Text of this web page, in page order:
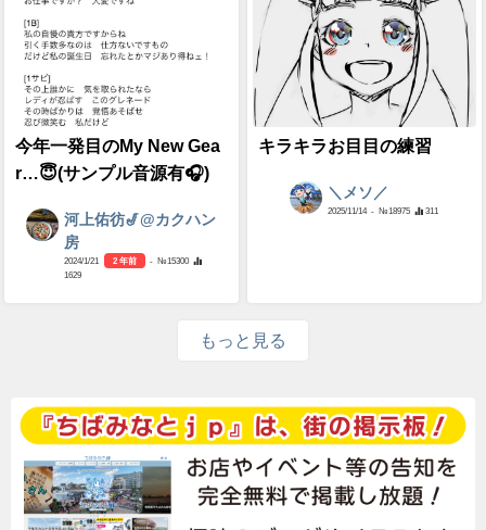
今年一発目のMy New Gea
r…😇(サンプル音源有🎧)
河上佑彷🎷@カクハン
房
2024/1/21 2 年前
- №15300
1629
キラキラお目目の練習
＼メソ／
2025/11/14 - №18975 311
もっと見る